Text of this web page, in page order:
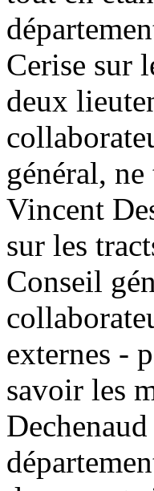
Cerise sur
deux
général,
Vincent
sur les
Conseil
externes -
savoir les